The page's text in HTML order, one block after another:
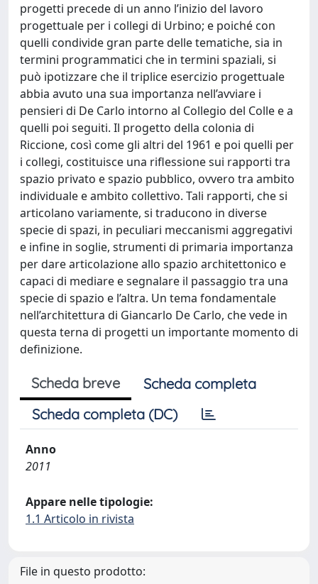
progetti precede di un anno l’inizio del lavoro
progettuale per i collegi di Urbino; e poiché con
quelli condivide gran parte delle tematiche, sia in
termini programmatici che in termini spaziali, si
può ipotizzare che il triplice esercizio progettuale
abbia avuto una sua importanza nell’avviare i
pensieri di De Carlo intorno al Collegio del Colle e a
quelli poi seguiti. Il progetto della colonia di
Riccione, così come gli altri del 1961 e poi quelli per
i collegi, costituisce una riflessione sui rapporti tra
spazio privato e spazio pubblico, ovvero tra ambito
individuale e ambito collettivo. Tali rapporti, che si
articolano variamente, si traducono in diverse
specie di spazi, in peculiari meccanismi aggregativi
e infine in soglie, strumenti di primaria importanza
per dare articolazione allo spazio architettonico e
capaci di mediare e segnalare il passaggio tra una
specie di spazio e l’altra. Un tema fondamentale
nell’architettura di Giancarlo De Carlo, che vede in
questa terna di progetti un importante momento di
definizione.
Scheda breve
Scheda completa
Scheda completa (DC)
Anno
2011
Appare nelle tipologie:
1.1 Articolo in rivista
File in questo prodotto: